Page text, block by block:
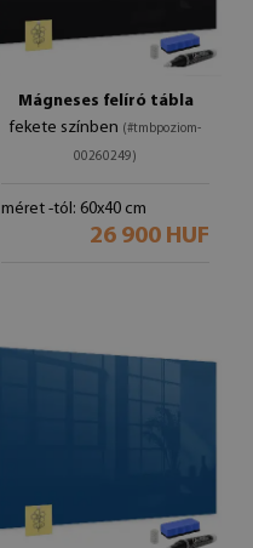
Mágneses felíró tábla
fekete színben (#tmbpoziom-
00260249)
méret -tól: 60x40 cm
26 900 HUF